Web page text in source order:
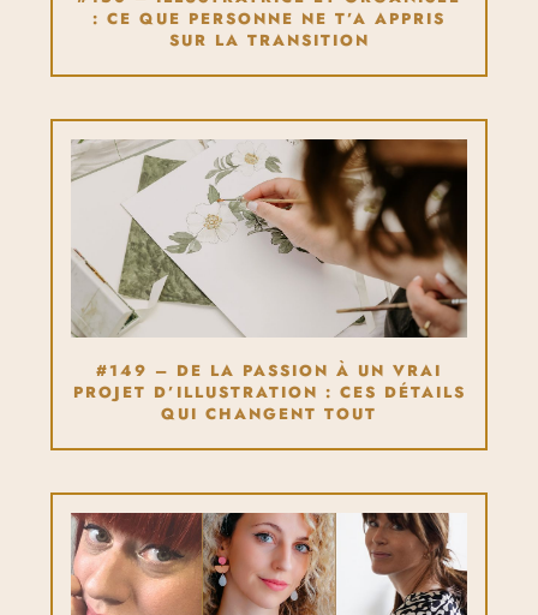
: CE QUE PERSONNE NE T’A APPRIS
SUR LA TRANSITION
#149 – DE LA PASSION À UN VRAI
PROJET D’ILLUSTRATION : CES DÉTAILS
QUI CHANGENT TOUT